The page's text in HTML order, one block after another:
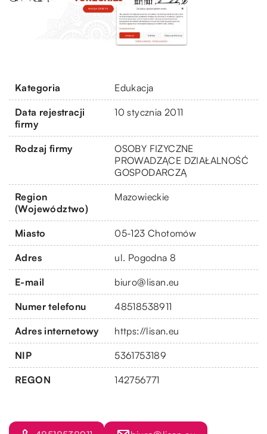
Kategoria Edukacja
Data rejestracji
firmy
10 stycznia 2011
Rodzaj firmy
OSOBY FIZYCZNE
PROWADZĄCE DZIAŁALNOŚĆ
GOSPODARCZĄ
Region
(Województwo)
Mazowieckie
Miasto 05-123 Chotomów
Adres ul. Pogodna 8
E-mail biuro@lisan.eu
Numer telefonu 48518538911
Adres internetowy https://lisan.eu
NIP 5361753189
REGON 142756771